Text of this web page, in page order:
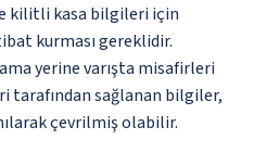
kilitli kasa bilgileri için
kurması gereklidir.
yerine varışta misafirleri
tarafından sağlanan bilgiler,
çevrilmiş olabilir.